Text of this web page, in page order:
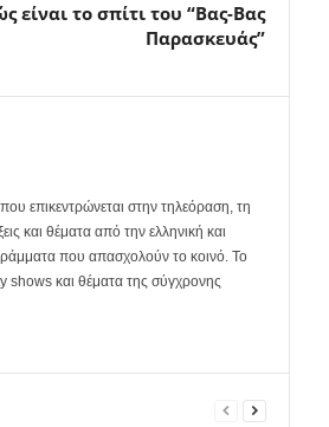
είναι το σπίτι του “Βας-Βας
Παρασκευάς”
επικεντρώνεται στην τηλεόραση, τη
και θέματα από την ελληνική και
που απασχολούν το κοινό. Το
shows και θέματα της σύγχρονης